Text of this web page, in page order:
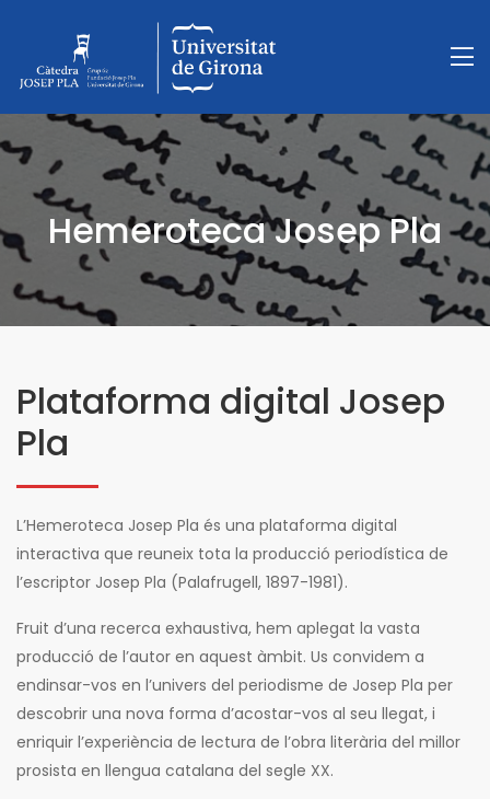
Hemeroteca Josep Pla
Plataforma digital Josep
Pla
L’Hemeroteca Josep Pla és una plataforma digital
interactiva que reuneix tota la producció periodística de
l’escriptor Josep Pla (Palafrugell, 1897-1981).
Fruit d’una recerca exhaustiva, hem aplegat la vasta
producció de l’autor en aquest àmbit. Us convidem a
endinsar-vos en l’univers del periodisme de Josep Pla per
descobrir una nova forma d’acostar-vos al seu llegat, i
enriquir l’experiència de lectura de l’obra literària del millor
prosista en llengua catalana del segle XX.